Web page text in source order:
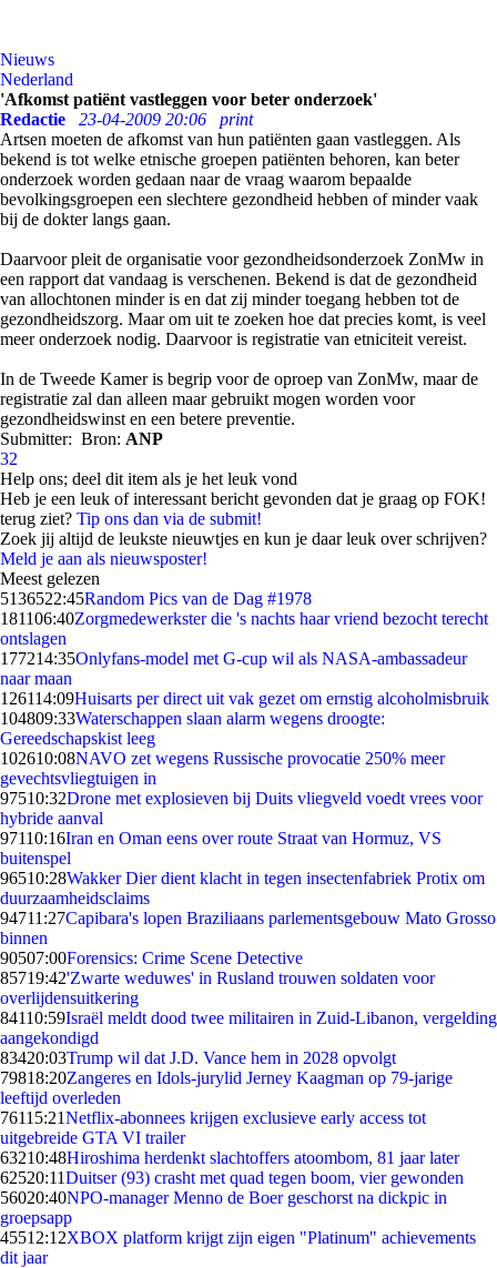
Nieuws
Nederland
'Afkomst patiënt vastleggen voor beter onderzoek'
Redactie
23-04-2009 20:06
print
Artsen moeten de afkomst van hun patiënten gaan vastleggen. Als
bekend is tot welke etnische groepen patiënten behoren, kan beter
onderzoek worden gedaan naar de vraag waarom bepaalde
bevolkingsgroepen een slechtere gezondheid hebben of minder vaak
bij de dokter langs gaan.
Daarvoor pleit de organisatie voor gezondheidsonderzoek ZonMw in
een rapport dat vandaag is verschenen. Bekend is dat de gezondheid
van allochtonen minder is en dat zij minder toegang hebben tot de
gezondheidszorg. Maar om uit te zoeken hoe dat precies komt, is veel
meer onderzoek nodig. Daarvoor is registratie van etniciteit vereist.
In de Tweede Kamer is begrip voor de oproep van ZonMw, maar de
registratie zal dan alleen maar gebruikt mogen worden voor
gezondheidswinst en een betere preventie.
Submitter: Bron: ANP
32
Help ons; deel dit item als je het leuk vond
Heb je een leuk of interessant bericht gevonden dat je graag op FOK!
terug ziet? Tip ons dan via de submit!
Zoek jij altijd de leukste nieuwtjes en kun je daar leuk over schrijven?
Meld je aan als nieuwsposter!
Meest gelezen
5136522:45Random Pics van de Dag #1978
181106:40Zorgmedewerkster die 's nachts haar vriend bezocht terecht
ontslagen
177214:35Onlyfans-model met G-cup wil als NASA-ambassadeur
naar maan
126114:09Huisarts per direct uit vak gezet om ernstig alcoholmisbruik
104809:33Waterschappen slaan alarm wegens droogte:
Gereedschapskist leeg
102610:08NAVO zet wegens Russische provocatie 250% meer
gevechtsvliegtuigen in
97510:32Drone met explosieven bij Duits vliegveld voedt vrees voor
hybride aanval
97110:16Iran en Oman eens over route Straat van Hormuz, VS
buitenspel
96510:28Wakker Dier dient klacht in tegen insectenfabriek Protix om
duurzaamheidsclaims
94711:27Capibara's lopen Braziliaans parlementsgebouw Mato Grosso
binnen
90507:00Forensics: Crime Scene Detective
85719:42'Zwarte weduwes' in Rusland trouwen soldaten voor
overlijdensuitkering
84110:59Israël meldt dood twee militairen in Zuid-Libanon, vergelding
aangekondigd
83420:03Trump wil dat J.D. Vance hem in 2028 opvolgt
79818:20Zangeres en Idols-jurylid Jerney Kaagman op 79-jarige
leeftijd overleden
76115:21Netflix-abonnees krijgen exclusieve early access tot
uitgebreide GTA VI trailer
63210:48Hiroshima herdenkt slachtoffers atoombom, 81 jaar later
62520:11Duitser (93) crasht met quad tegen boom, vier gewonden
56020:40NPO-manager Menno de Boer geschorst na dickpic in
groepsapp
45512:12XBOX platform krijgt zijn eigen "Platinum" achievements
dit jaar